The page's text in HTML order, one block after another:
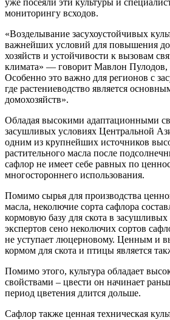
мониторингу всходов.
«Возделывание засухоустойчивых
важнейших условий для повышения
хозяйств и устойчивости к вызовам
климата» — говорит Мавлон Пулодов,
Особенно это важно для регионов с
где растениеводство является
домохозяйств».
Обладая высокими адаптационными
засушливых условиях Центральной
одним из крупнейших источников
растительного масла после
сафлор не имеет себе равных по
многостороннего использования.
Помимо сырья для производства
масла, неколючие сорта сафлора
кормовую базу для скота в
экспертов сено неколючих сортов
не уступает люцерновому. Ценным и
кормом для скота и птицы является
Помимо этого, культура обладает
свойствами – цвести он начинает
период цветения длится дольше.
Сафлор также ценная техническая